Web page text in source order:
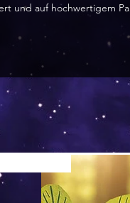
und auf hochwertigem